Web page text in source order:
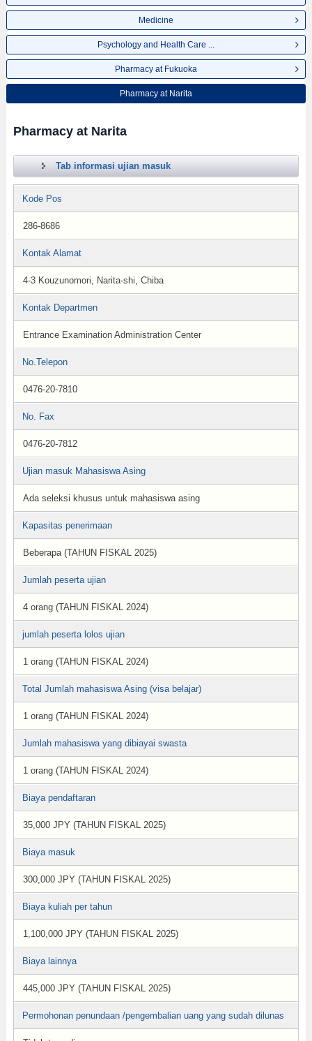
Medicine
Psychology and Health Care ...
Pharmacy at Fukuoka
Pharmacy at Narita
Pharmacy at Narita
Tab informasi ujian masuk
Kode Pos
286-8686
Kontak Alamat
4-3 Kouzunomori, Narita-shi, Chiba
Kontak Departmen
Entrance Examination Administration Center
No.Telepon
0476-20-7810
No. Fax
0476-20-7812
Ujian masuk Mahasiswa Asing
Ada seleksi khusus untuk mahasiswa asing
Kapasitas penerimaan
Beberapa (TAHUN FISKAL 2025)
Jumlah peserta ujian
4 orang (TAHUN FISKAL 2024)
jumlah peserta lolos ujian
1 orang (TAHUN FISKAL 2024)
Total Jumlah mahasiswa Asing (visa belajar)
1 orang (TAHUN FISKAL 2024)
Jumlah mahasiswa yang dibiayai swasta
1 orang (TAHUN FISKAL 2024)
Biaya pendaftaran
35,000 JPY (TAHUN FISKAL 2025)
Biaya masuk
300,000 JPY (TAHUN FISKAL 2025)
Biaya kuliah per tahun
1,100,000 JPY (TAHUN FISKAL 2025)
Biaya lainnya
445,000 JPY (TAHUN FISKAL 2025)
Permohonan penundaan /pengembalian uang yang sudah dilunas